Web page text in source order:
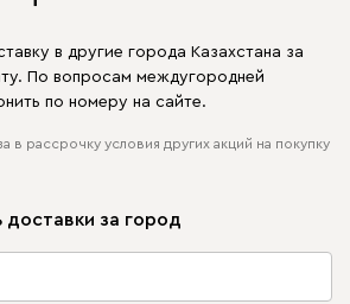
в другие города Казахстана за
По вопросам междугородней
по номеру на сайте.
в рассрочку условия других акций на покупку
доставки за город